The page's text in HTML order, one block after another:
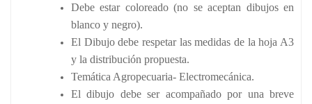
Debe estar coloreado (no se aceptan dibujos en
blanco y negro).
El Dibujo debe respetar las medidas de la hoja A3
y la distribución propuesta.
Temática Agropecuaria- Electromecánica.
El dibujo debe ser acompañado por una breve